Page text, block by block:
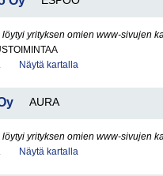
yrityksen omien www-sivujen
Näytä kartalla
AURA
yrityksen omien www-sivujen
Näytä kartalla